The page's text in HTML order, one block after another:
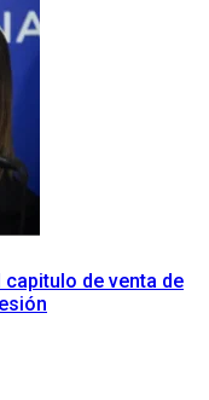
de venta de